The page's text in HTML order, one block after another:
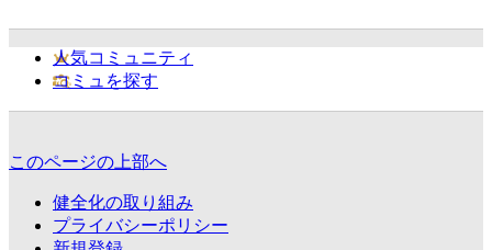
人気コミュニティ
コミュを探す
このページの上部へ
健全化の取り組み
プライバシーポリシー